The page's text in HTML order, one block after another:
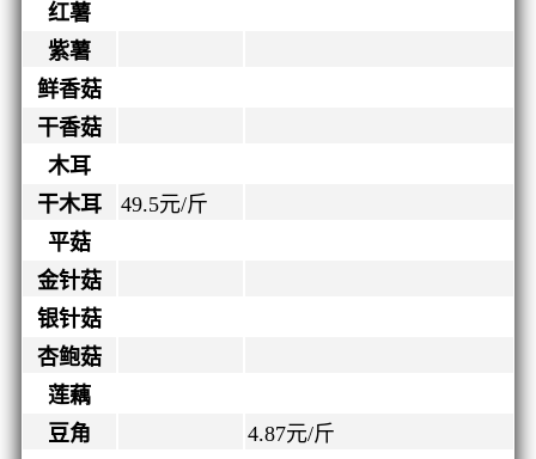
红薯
紫薯
鲜香菇
干香菇
木耳
干木耳
49.5元/斤
平菇
金针菇
银针菇
杏鲍菇
莲藕
豆角
4.87元/斤